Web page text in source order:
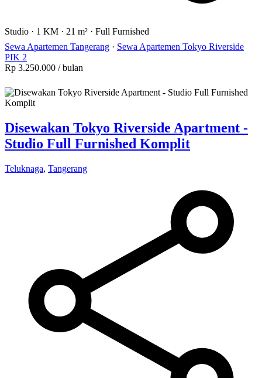
Studio · 1 KM · 21 m² · Full Furnished
Sewa Apartemen Tangerang · Sewa Apartemen Tokyo Riverside
PIK 2
Rp 3.250.000 / bulan
Disewakan Tokyo Riverside Apartment -
Studio Full Furnished Komplit
Teluknaga, Tangerang